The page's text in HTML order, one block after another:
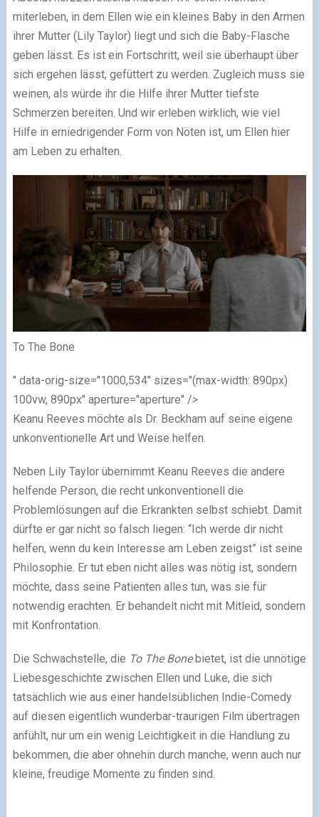
miterleben, in dem Ellen wie ein kleines Baby in den Armen
ihrer Mutter (Lily Taylor) liegt und sich die Baby-Flasche
geben lässt. Es ist ein Fortschritt, weil sie überhaupt über
sich ergehen lässt, gefüttert zu werden. Zugleich muss sie
weinen, als würde ihr die Hilfe ihrer Mutter tiefste
Schmerzen bereiten. Und wir erleben wirklich, wie viel
Hilfe in erniedrigender Form von Nöten ist, um Ellen hier
am Leben zu erhalten.
To The Bone
" data-orig-size="1000,534" sizes="(max-width: 890px)
100vw, 890px" aperture="aperture" />
Keanu Reeves möchte als Dr. Beckham auf seine eigene
unkonventionelle Art und Weise helfen.
Neben Lily Taylor übernimmt Keanu Reeves die andere
helfende Person, die recht unkonventionell die
Problemlösungen auf die Erkrankten selbst schiebt. Damit
dürfte er gar nicht so falsch liegen: “Ich werde dir nicht
helfen, wenn du kein Interesse am Leben zeigst” ist seine
Philosophie. Er tut eben nicht alles was nötig ist, sondern
möchte, dass seine Patienten alles tun, was sie für
notwendig erachten. Er behandelt nicht mit Mitleid, sondern
mit Konfrontation.
Die Schwachstelle, die To The Bonebietet, ist die unnötige
Liebesgeschichte zwischen Ellen und Luke, die sich
tatsächlich wie aus einer handelsüblichen Indie-Comedy
auf diesen eigentlich wunderbar-traurigen Film übertragen
anfühlt, nur um ein wenig Leichtigkeit in die Handlung zu
bekommen, die aber ohnehin durch manche, wenn auch nur
kleine, freudige Momente zu finden sind.